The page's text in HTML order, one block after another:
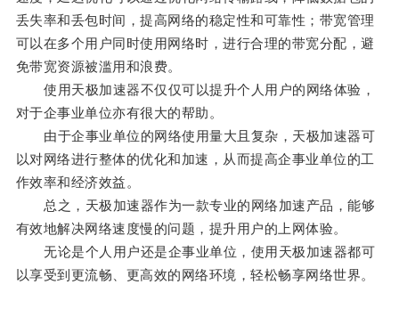
丢失率和丢包时间，提高网络的稳定性和可靠性；带宽管理
可以在多个用户同时使用网络时，进行合理的带宽分配，避
免带宽资源被滥用和浪费。
使用天极加速器不仅仅可以提升个人用户的网络体验，
对于企事业单位亦有很大的帮助。
由于企事业单位的网络使用量大且复杂，天极加速器可
以对网络进行整体的优化和加速，从而提高企事业单位的工
作效率和经济效益。
总之，天极加速器作为一款专业的网络加速产品，能够
有效地解决网络速度慢的问题，提升用户的上网体验。
无论是个人用户还是企事业单位，使用天极加速器都可
以享受到更流畅、更高效的网络环境，轻松畅享网络世界。